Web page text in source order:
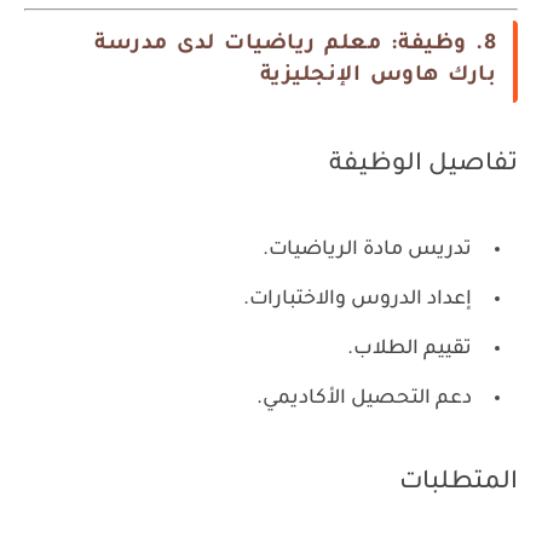
8. وظيفة: معلم رياضيات لدى مدرسة
بارك هاوس الإنجليزية
تفاصيل الوظيفة
تدريس مادة الرياضيات.
إعداد الدروس والاختبارات.
تقييم الطلاب.
دعم التحصيل الأكاديمي.
المتطلبات